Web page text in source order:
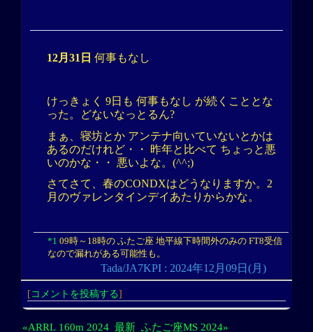
12月31日 何事もなし
けっきょく 9日も 何事もなし が続くこととな
った。どないなっとるん?
まぁ、寝坊とか アンテナ向いていないとかは
あるのだけれど・・ 昨年と比べて ちょっと悪
いのかな・・ 悪いよな。(^^;)
さてさて、春のCONDXはどうなりますか。2
月のヴァレンタインデイあたりからかな。
*1 09時～18時の ふたご座 地平線下時間外のみの FT8受信
なので漏れがある可能性も。
Tada/JA7KPI : 2024年12月09日(月)
[コメントを投稿する]
«ARRL 160m 2024 最新 ふたご座MS 2024»